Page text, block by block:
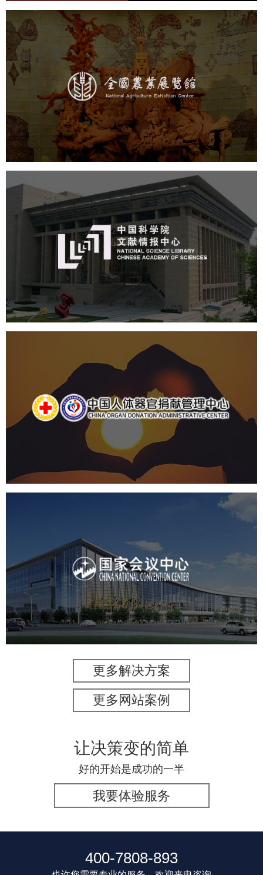
农业展览馆
文化艺术 展馆网站建设
博物馆展厅设计
数字博物馆建设
展厅空间设计
企业展厅设计
公司展厅设计
北京展厅设计 产品展厅设计
中国科学院文献情报中心
网站建设 虚拟展厅
数字博物馆建设
展厅空间设计
产品展厅设计
中国人体器官捐献管理中心
国企 品牌官网 网站建设
国家会议中心
专业服务 网站建设 网站设计
更多解决方案
更多网站案例
让决策变的简单
好的开始是成功的一半
我要体验服务
400-7808-893